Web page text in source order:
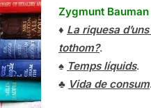
Zygmunt Bauman
♦ La riquesa
tothom?.
♠ Temps líquids.
♣ Vida de consum.